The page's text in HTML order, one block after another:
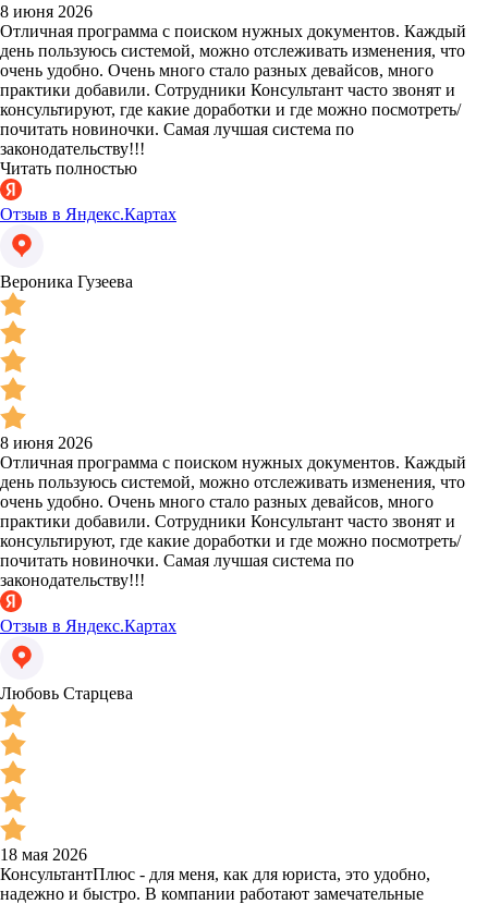
8 июня 2026
Отличная программа с поиском нужных документов. Каждый
день пользуюсь системой, можно отслеживать изменения, что
очень удобно. Очень много стало разных девайсов, много
практики добавили. Сотрудники Консультант часто звонят и
консультируют, где какие доработки и где можно посмотреть/
почитать новиночки. Самая лучшая система по
законодательству!!!
Читать полностью
Отзыв в Яндекс.Картах
Вероника Гузеева
8 июня 2026
Отличная программа с поиском нужных документов. Каждый
день пользуюсь системой, можно отслеживать изменения, что
очень удобно. Очень много стало разных девайсов, много
практики добавили. Сотрудники Консультант часто звонят и
консультируют, где какие доработки и где можно посмотреть/
почитать новиночки. Самая лучшая система по
законодательству!!!
Отзыв в Яндекс.Картах
Любовь Старцева
18 мая 2026
КонсультантПлюс - для меня, как для юриста, это удобно,
надежно и быстро. В компании работают замечательные